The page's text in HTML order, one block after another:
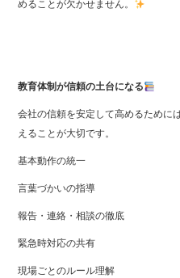
めることが欠かせません。
教育体制が信頼の土台になる
会社の信頼を安定して高めるために
えることが大切です。
基本動作の統一
言葉づかいの指導
報告・連絡・相談の徹底
緊急時対応の共有
現場ごとのルール理解